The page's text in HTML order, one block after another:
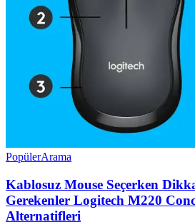
PopülerArama
Kablosuz Mouse Seçerken
Gerekenler Logitech M220
Alternatifleri